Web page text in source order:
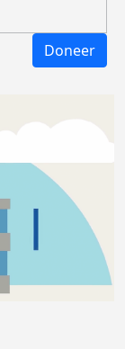
Doneer